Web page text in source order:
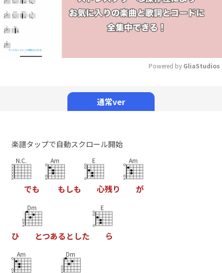
Powered by GliaStudios
通常ver
楽譜タップで自動スクロール開始
N.C.
でも
Am
もしも
E
心残り
Am
が
ひ
Dm
とつある と した
E
ら
Am Dm